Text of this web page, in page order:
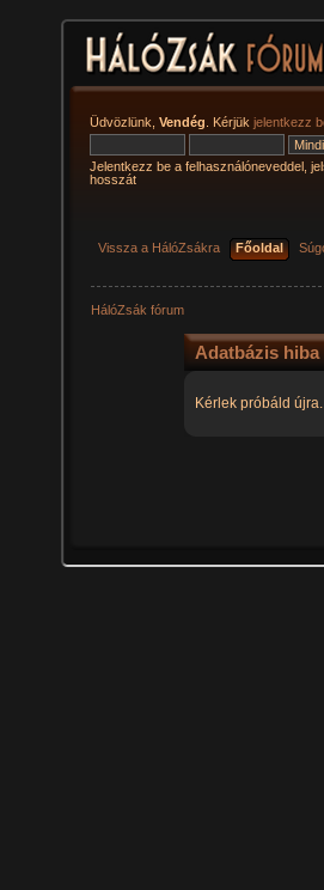
Üdvözlünk, Vendég . Kérjük jelentkezz
Jelentkezz be a felhasználóneveddel,
hosszát
Vissza a HálóZsákra Főoldal
HálóZsák fórum
Adatbázis hiba
Kérlek próbáld